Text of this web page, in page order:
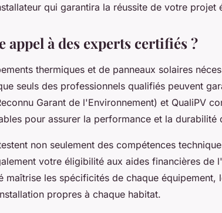
qui garantira la réussite de votre projet
à des experts certifiés ?
thermiques et de panneaux solaires
seuls des professionnels qualifiés peuvent
Garant de l'Environnement) et QualiPV
pour assurer la performance et la durabilité
non seulement des compétences
votre éligibilité aux aides financières de
maîtrise les spécificités de chaque équipement,
propres à chaque habitat.